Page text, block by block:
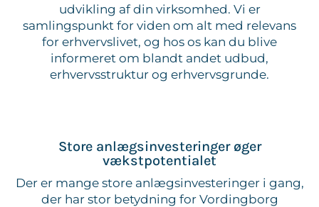
udvikling af din virksomhed. Vi er
samlingspunkt for viden om alt med relevans
for erhvervslivet, og hos os kan du blive
informeret om blandt andet udbud,
erhvervsstruktur og erhvervsgrunde.
Store anlægsinvesteringer øger
vækstpotentialet
Der er mange store anlægsinvesteringer i gang,
der har stor betydning for Vordingborg